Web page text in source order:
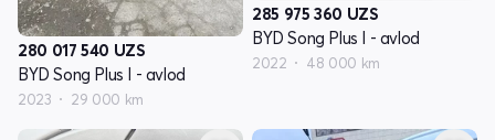
280 017 540 UZS
BYD Song Plus I - avlod
2023 29 000 km
285 975 360 UZS
BYD Song Plus I - avlod
2022 48 000 km